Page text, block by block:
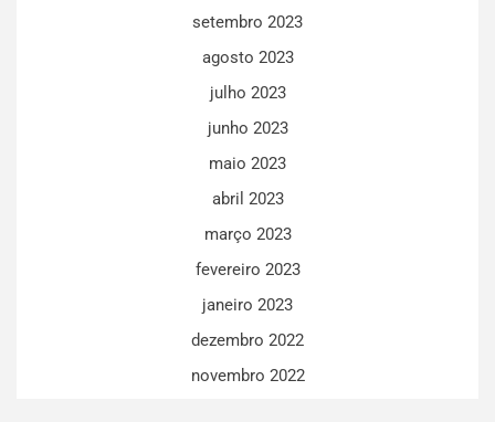
setembro 2023
agosto 2023
julho 2023
junho 2023
maio 2023
abril 2023
março 2023
fevereiro 2023
janeiro 2023
dezembro 2022
novembro 2022